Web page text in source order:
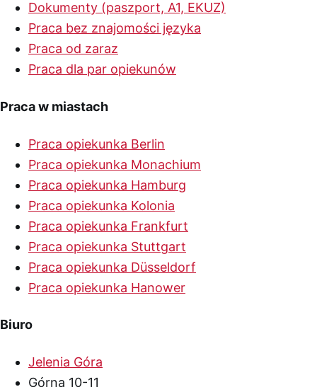
Dokumenty (paszport, A1, EKUZ)
Praca bez znajomości języka
Praca od zaraz
Praca dla par opiekunów
Praca w miastach
Praca opiekunka Berlin
Praca opiekunka Monachium
Praca opiekunka Hamburg
Praca opiekunka Kolonia
Praca opiekunka Frankfurt
Praca opiekunka Stuttgart
Praca opiekunka Düsseldorf
Praca opiekunka Hanower
Biuro
Jelenia Góra
Górna 10-11